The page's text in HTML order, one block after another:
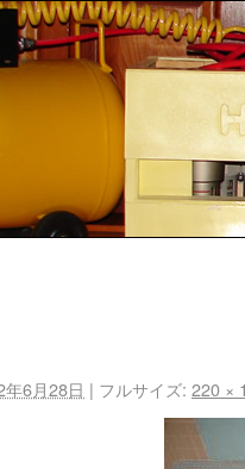
年6月28日 | フルサイズ: 220 ×